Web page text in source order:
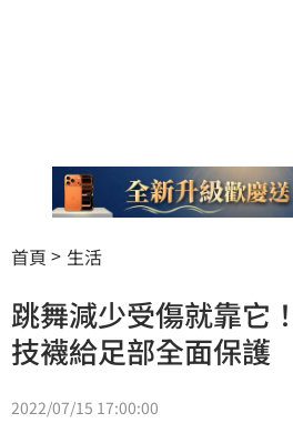
首頁 生活
跳舞減少受傷就靠
技襪給足部全面保護
2022/07/15 17:00:00